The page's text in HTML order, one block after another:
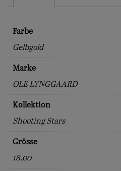
Farbe
Gelbgold
Marke
OLE LYNGGAARD
Kollektion
Shooting Stars
Grösse
18.00